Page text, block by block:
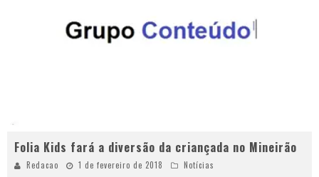
Folia Kids fará a diversão da criançada no Mineirão
Redacao 1 de fevereiro de 2018 Notícias